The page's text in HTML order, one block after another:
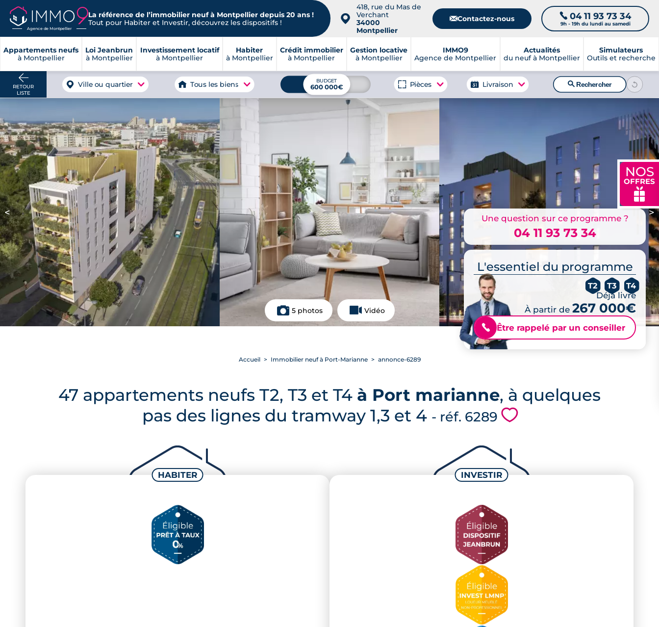
Agence de Montpellier
La référence de l’immobilier neuf à Montpellier depuis 20 ans !
Tout pour Habiter et Investir, découvrez les dispositifs !
📍
418, rue du Mas de
Verchant
34000
Montpellier
📧Contactez-nous 📞 04 11 93 73 34
9h - 19h du lundi au samedi
Appartements neufs
à Montpellier
Loi Jeanbrun
à Montpellier
Investissement locatif
à Montpellier
Habiter
à Montpellier
Crédit immobilier
à Montpellier
Gestion locative
à Montpellier
IMMO9
Agence de Montpellier
Actualités
du neuf à Montpellier
Simulateurs
Outils et recherche
NOS
OFFRES
🎁
RETOUR
LISTE
Ville ou quartier Tous les biens BUDGET
600 000€ Pièces Livraison 🔍Rechercher
< >
5 photos Vidéo
Une question sur ce programme ?
04 11 93 73 34
L'essentiel du programme
T2 T3 T4
Déjà livré
À partir de 267 000€
📞 Être rappelé par un conseiller
Accueil Immobilier neuf à Port-Marianne annonce-6289
47 appartements neufs T2, T3 et T4 à Port marianne, à quelques
pas des lignes du tramway 1,3 et 4 - réf. 6289 💗